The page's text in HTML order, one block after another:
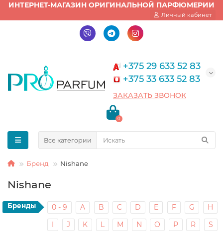
Личный кабинет
ИНТЕРНЕТ-МАГАЗИН ОРИГИНАЛЬНОЙ ПАРФЮМЕРИИ
+375 29 633 52 83
+375 33 633 52 83
ЗАКАЗАТЬ ЗВОНОК
0
Все категории
Бренд Nishane
Nishane
Бренды 0 - 9 A B C D E F G
H
I
J K L M N O P R
S